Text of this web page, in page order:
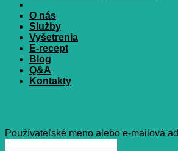
O nás
Služby
Vyšetrenia
E-recept
Blog
Q&A
Kontakty
Používateľské meno alebo e-mailová